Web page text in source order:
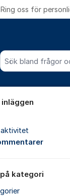
Sök bland alla inlägg
Ring oss för
kategori